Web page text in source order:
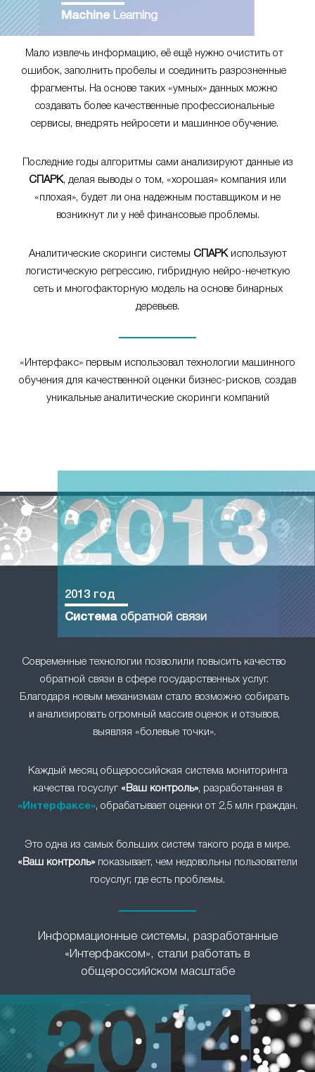
Machine Learning
Мало извлечь информацию, её ещё нужно очистить от
ошибок, заполнить пробелы и соединить разрозненные
фрагменты. На основе таких «умных» данных можно
создавать более качественные профессиональные
сервисы, внедрять нейросети и машинное обучение.
Последние годы алгоритмы сами анализируют данные из
СПАРК, делая выводы о том, «хорошая» компания или
«плохая», будет ли она надежным поставщиком и не
возникнут ли у неё финансовые проблемы.
Аналитические скоринги системы СПАРКиспользуют
логистическую регрессию, гибридную нейро-нечеткую
сеть и многофакторную модель на основе бинарных
деревьев.
«Интерфакс» первым использовал технологии машинного
обучения для качественной оценки бизнес-рисков, создав
уникальные аналитические скоринги компаний
Современные технологии позволили повысить качество
обратной связи в сфере государственных услуг.
Благодаря новым механизмам стало возможно собирать
и анализировать огромный массив оценок и отзывов,
выявляя «болевые точки».
2013 год
Системаобратной связи
Каждый месяц общероссийская система мониторинга
качества госуслуг «Ваш контроль», разработанная в
«Интерфаксе», обрабатывает оценки от 2,5 млн граждан.
Это одна из самых больших систем такого рода в мире.
«Ваш контроль»показывает, чем недовольны пользователи
госуслуг, где есть проблемы.
Информационные системы, разработанные
«Интерфаксом», стали работать в
общероссийском масштабе